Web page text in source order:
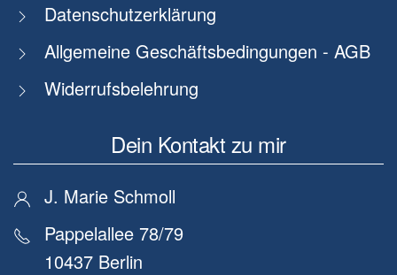
Datenschutzerklärung
Allgemeine Geschäftsbedingungen - AGB
Widerrufsbelehrung
Dein Kontakt zu mir
J. Marie Schmoll
Pappelallee 78/79
10437 Berlin